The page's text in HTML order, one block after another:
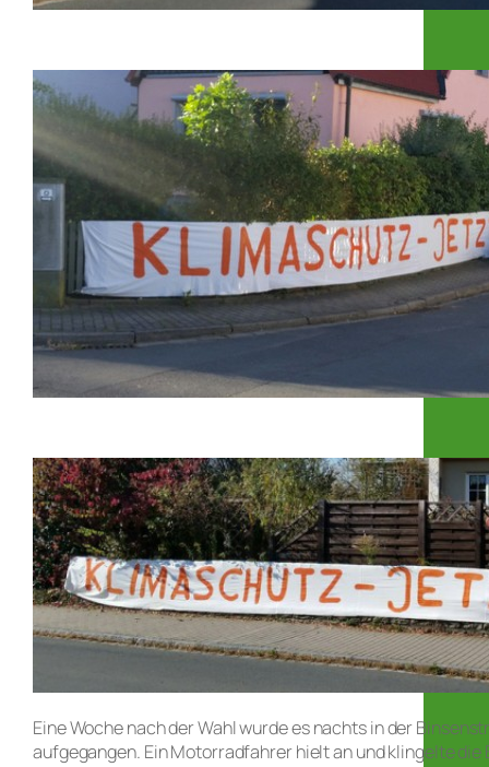
Eine Woche nach der Wahl wurde es nachts in der
aufgegangen. Ein Motorradfahrer hielt an und klingelte